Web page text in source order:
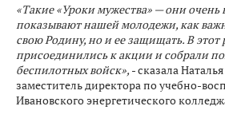
«Такие «Уроки мужества» — они
показывают нашей молодежи, как
свою Родину, но и ее защищать. В этот
присоединились к акции и собрали
беспилотных войск», - сказала
заместитель директора по учебно-
Ивановского энергетического